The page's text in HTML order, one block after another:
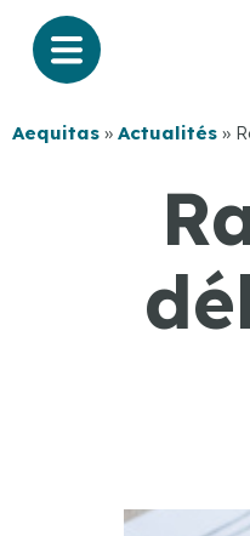
Aequitas » Actualités »